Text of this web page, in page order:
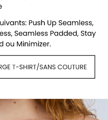
Voir tous les soutiens-gorge sans